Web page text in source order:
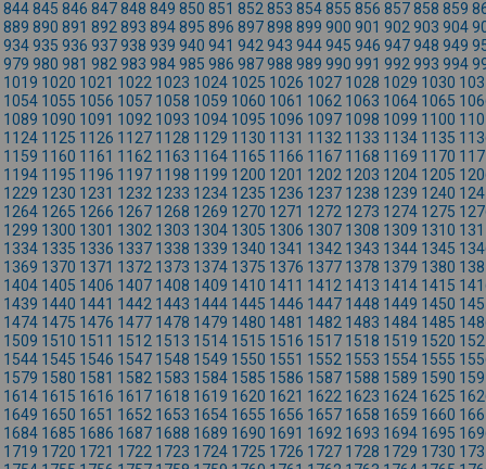
844845 846 847848 849 850 851 852 853 854855 856 857858 859
889 890 891 892 893 894895 896 897898 899 900 901 902 903 904
934935 936 937938 939 940 941 942 943 944945 946 947948 949
979 980 981 982 983 984985 986 987988 989 990 991 992 993 994
1019 1020 1021 1022 1023 1024 1025 1026 1027 1028 1029 1030
1054 1055 1056 1057 1058 1059 1060 1061 1062 1063 1064 1065
1089 1090 1091 1092 1093 1094 1095 1096 1097 1098 1099 1100
1124 1125 1126 1127 1128 1129 1130 1131 1132 1133 1134 1135
1159 1160 1161 1162 1163 1164 1165 1166 1167 1168 1169 1170
1194 1195 1196 1197 1198 1199 1200 1201 1202 1203 1204 1205
1229 1230 1231 1232 1233 1234 1235 1236 1237 1238 1239 1240
1264 1265 1266 1267 1268 1269 1270 1271 1272 1273 1274 1275
1299 1300 1301 1302 1303 1304 1305 1306 1307 1308 1309 1310
1334 1335 1336 1337 1338 1339 1340 1341 1342 1343 1344 1345
1369 1370 1371 1372 1373 1374 1375 1376 1377 1378 1379 1380
1404 1405 1406 1407 1408 1409 1410 1411 1412 1413 1414 1415
1439 1440 1441 1442 1443 1444 1445 1446 1447 1448 1449 1450
1474 1475 1476 1477 1478 1479 1480 1481 1482 1483 1484 1485
1509 1510 1511 1512 1513 1514 1515 1516 1517 1518 1519 1520
1544 1545 1546 1547 1548 1549 1550 1551 1552 1553 1554 1555
1579 1580 1581 1582 1583 1584 1585 1586 1587 1588 1589 1590
1614 1615 1616 1617 1618 1619 1620 1621 1622 1623 1624 1625
1649 1650 1651 1652 1653 1654 1655 1656 1657 1658 1659 1660
1684 1685 1686 1687 1688 1689 1690 1691 1692 1693 1694 1695
1719 1720 1721 1722 1723 1724 1725 1726 1727 1728 1729 1730